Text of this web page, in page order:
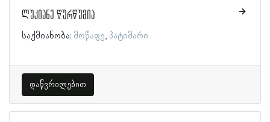
ლუკიანე წურწუმია
საქმიანობა: მოწაფე პატიმარი
დაწვრილებით